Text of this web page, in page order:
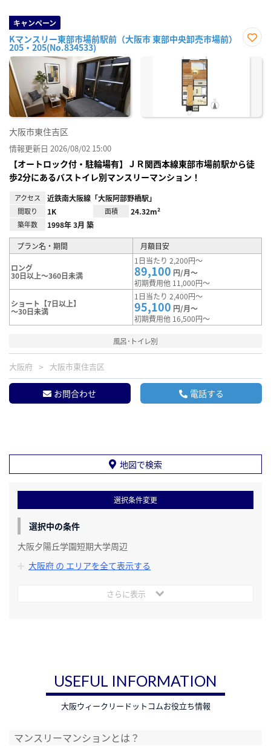
キャンペーン
Kマンスリー東部市場前駅前（大阪市 東部中央卸売市場前）
205・205(No.834533)
に入
大阪市東住吉区
情報更新日 2026/08/02 15:00
【オートロック付・駐輪場有】ＪＲ関西本線東部市場前駅から徒
歩2分にあるバストイレ別マンスリーマンション！
アクセス 近鉄南大阪線「大阪阿部野橋駅」
間取り 1K 面積 24.32m²
築年数 1998年 3月 築
プラン名・期間 月額目安
ロング
30日以上～360日未満
1日当たり 2,200円～
89,100 円/月～
初期費用他 11,000円～
ショート【7日以上】
～30日未満
1日当たり 2,400円～
95,100 円/月～
初期費用他 16,500円～
風呂･トイレ別
大阪府 大阪市東住吉区
お問合わせ 電話する
地図で検索
選択条件変更
選択中の条件
大阪夕陽丘学園短期大学周辺
大阪府 の エリアを全て表示する
さらに表示
USEFUL INFORMATION
大阪ウィークリードットコムお役立ち情報
マンスリーマンションとは？